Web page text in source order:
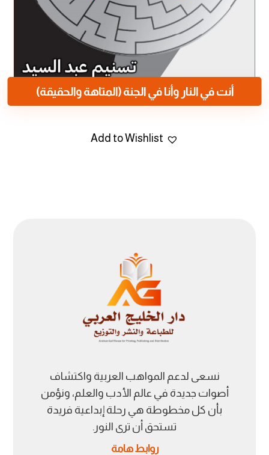
أنت في النار وأنا في الجنة (المتاهة والحقيقة)
Add to Wishlist
نسعى لدعم المواهب العربية واكتشاف
أصوات جديدة في عالم الأدب والعلم، ونؤمن
بأن كل مخطوطة هي رحلة إبداعية فريدة
تستحق أن ترى النور.
روابط هامة